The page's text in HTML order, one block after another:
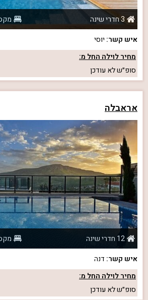
3 חדרי שינה
איש קשר: יוסי
מחיר לוילה החל מ:
סופ״שלא עודכן
אראבלה
12 חדרי שינה
איש קשר: דנה
מחיר לוילה החל מ:
סופ״שלא עודכן